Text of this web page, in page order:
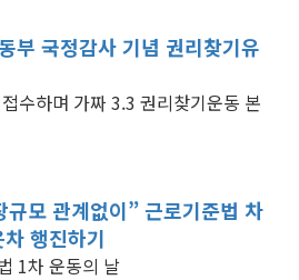
국정감사 기념 권리찾기유
수하며 가짜 3.3 권리찾기운동 본
모 관계없이” 근로기준법 차
행진하기
1차 운동의 날